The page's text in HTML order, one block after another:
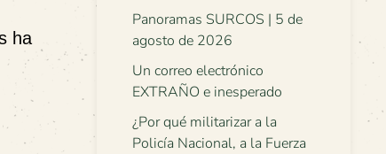
ha
Panoramas SURCOS | 5 de
agosto de 2026
Un correo electrónico
EXTRAÑO e inesperado
¿Por qué militarizar a la
Policía Nacional, a la Fuerza